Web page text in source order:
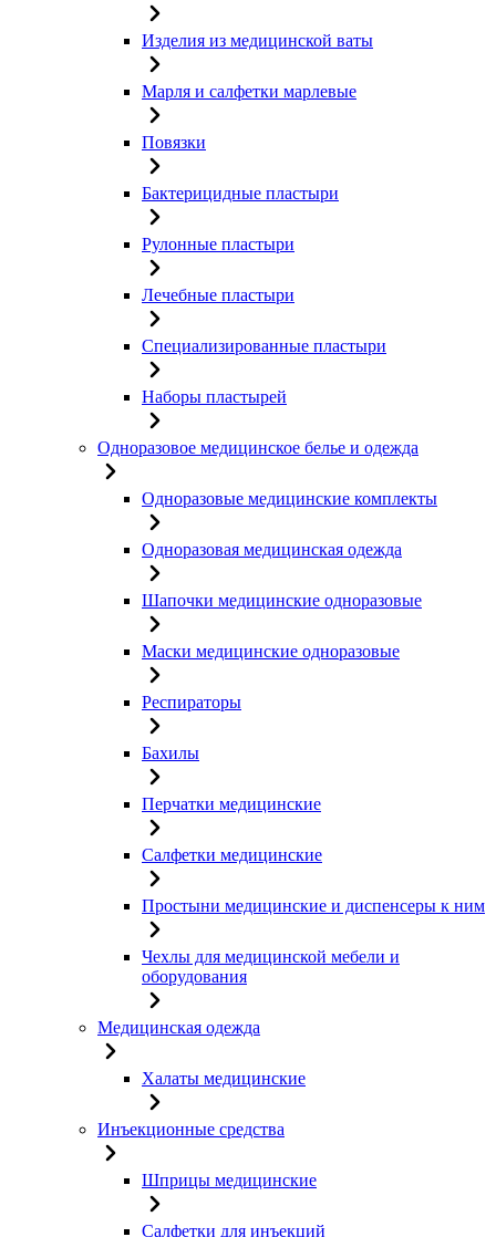
Изделия из медицинской ваты
Марля и салфетки марлевые
Повязки
Бактерицидные пластыри
Рулонные пластыри
Лечебные пластыри
Специализированные пластыри
Наборы пластырей
Одноразовое медицинское белье и одежда
Одноразовые медицинские комплекты
Одноразовая медицинская одежда
Шапочки медицинские одноразовые
Маски медицинские одноразовые
Респираторы
Бахилы
Перчатки медицинские
Салфетки медицинские
Простыни медицинские и диспенсеры к ним
Чехлы для медицинской мебели и
оборудования
Медицинская одежда
Халаты медицинские
Инъекционные средства
Шприцы медицинские
Салфетки для инъекций